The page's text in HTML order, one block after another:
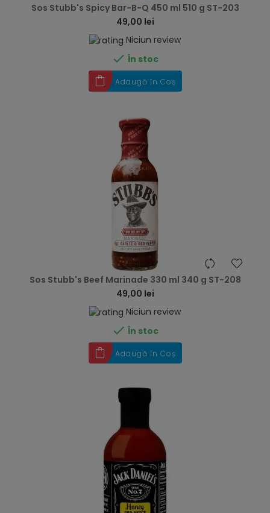
Sos Stubb's Spicy Bar-B-Q 450 ml 510 g ST-203
49,00 lei
Niciun review
 În stoc
Adaugă în Coș
Sos Stubb's Beef Marinade 330 ml 340 g ST-208
49,00 lei
Niciun review
 În stoc
Adaugă în Coș